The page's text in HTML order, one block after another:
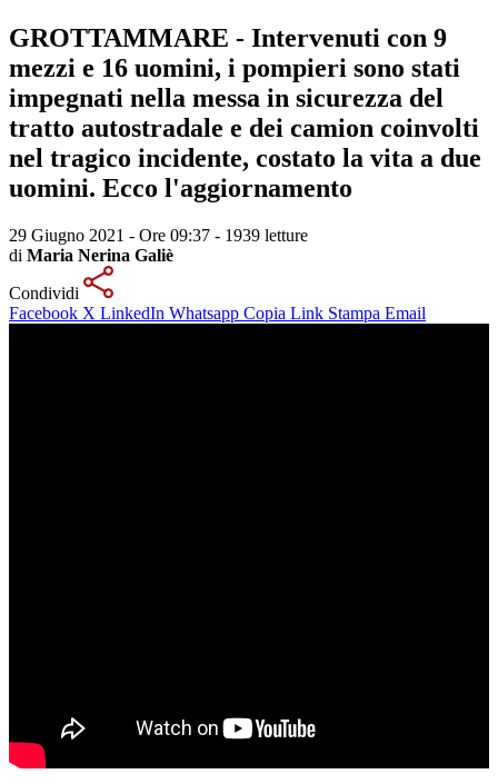
GROTTAMMARE - Intervenuti con 9
mezzi e 16 uomini, i pompieri sono stati
impegnati nella messa in sicurezza del
tratto autostradale e dei camion coinvolti
nel tragico incidente, costato la vita a due
uomini. Ecco l'aggiornamento
29 Giugno 2021 - Ore 09:37 - 1939 letture
di Maria Nerina Galiè
Condividi
Facebook X LinkedIn Whatsapp Copia Link Stampa Email